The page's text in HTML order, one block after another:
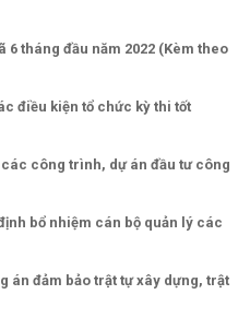
6 tháng đầu năm 2022 (Kèm theo
điều kiện tổ chức kỳ thi tốt
công trình, dự án đầu tư công
bổ nhiệm cán bộ quản lý các
án đảm bảo trật tự xây dựng, trật